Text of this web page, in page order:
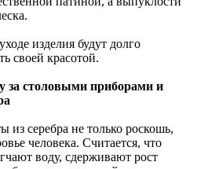
изделия будут долго
своей красотой.
за столовыми приборами и
из серебра не только роскошь,
человека. Считается, что
воду, сдерживают рост